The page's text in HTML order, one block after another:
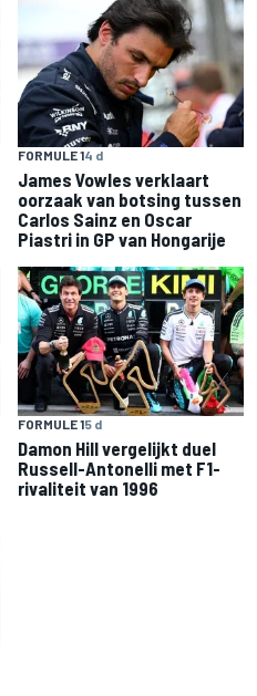
FORMULE 14 d
James Vowles verklaart
oorzaak van botsing tussen
Carlos Sainz en Oscar
Piastri in GP van Hongarije
FORMULE 15 d
Damon Hill vergelijkt duel
Russell-Antonelli met F1-
rivaliteit van 1996